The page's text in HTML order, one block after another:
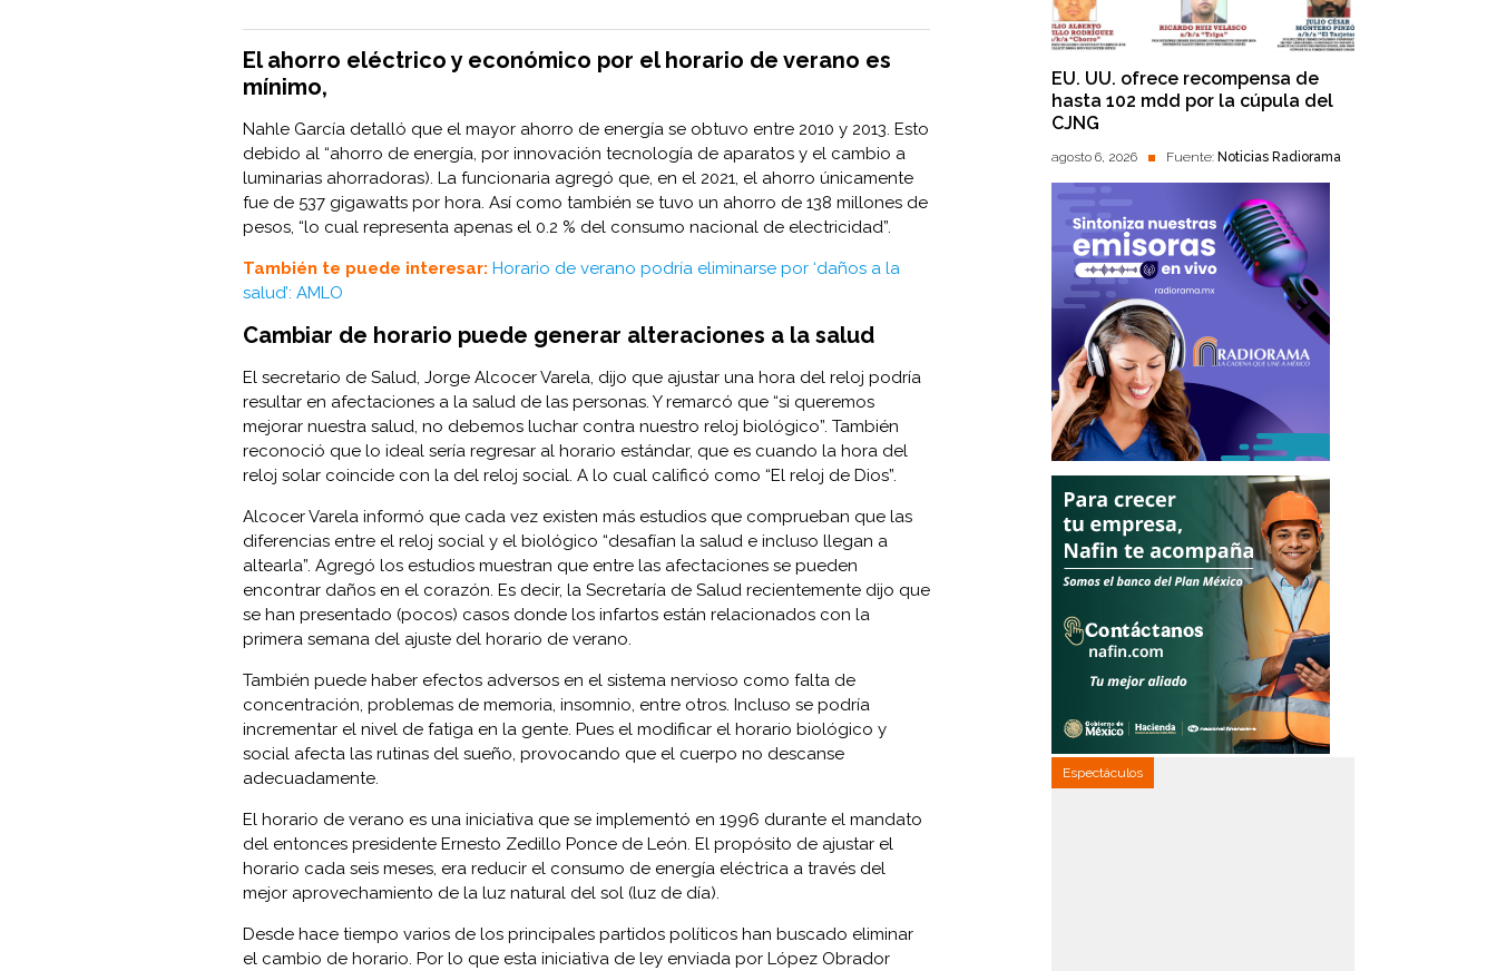
El ahorro eléctrico y económico por el horario de verano es
mínimo,
Nahle García detalló que el mayor ahorro de energía se obtuvo entre 2010 y 2013. Esto
debido al “ahorro de energía, por innovación tecnología de aparatos y el cambio a
luminarias ahorradoras). La funcionaria agregó que, en el 2021, el ahorro únicamente
fue de 537 gigawatts por hora. Así como también se tuvo un ahorro de 138 millones de
pesos, “lo cual representa apenas el 0.2 % del consumo nacional de electricidad”.
También te puede interesar: Horario de verano podría eliminarse por ‘daños a la
salud’: AMLO
Cambiar de horario puede generar alteraciones a la salud
El secretario de Salud, Jorge Alcocer Varela, dijo que ajustar una hora del reloj podría
resultar en afectaciones a la salud de las personas. Y remarcó que “si queremos
mejorar nuestra salud, no debemos luchar contra nuestro reloj biológico”. También
reconoció que lo ideal sería regresar al horario estándar, que es cuando la hora del
reloj solar coincide con la del reloj social. A lo cual calificó como “El reloj de Dios”.
Alcocer Varela informó que cada vez existen más estudios que comprueban que las
diferencias entre el reloj social y el biológico “desafían la salud e incluso llegan a
altearla”. Agregó los estudios muestran que entre las afectaciones se pueden
encontrar daños en el corazón. Es decir, la Secretaría de Salud recientemente dijo que
se han presentado (pocos) casos donde los infartos están relacionados con la
primera semana del ajuste del horario de verano.
También puede haber efectos adversos en el sistema nervioso como falta de
concentración, problemas de memoria, insomnio, entre otros. Incluso se podría
incrementar el nivel de fatiga en la gente. Pues el modificar el horario biológico y
social afecta las rutinas del sueño, provocando que el cuerpo no descanse
adecuadamente.
El horario de verano es una iniciativa que se implementó en 1996 durante el mandato
del entonces presidente Ernesto Zedillo Ponce de León. El propósito de ajustar el
horario cada seis meses, era reducir el consumo de energía eléctrica a través del
mejor aprovechamiento de la luz natural del sol (luz de día).
Desde hace tiempo varios de los principales partidos políticos han buscado eliminar
el cambio de horario. Por lo que esta iniciativa de ley enviada por López Obrador
EU. UU. ofrece recompensa de
hasta 102 mdd por la cúpula del
CJNG
agosto 6, 2026 Fuente: Noticias Radiorama
Espectáculos